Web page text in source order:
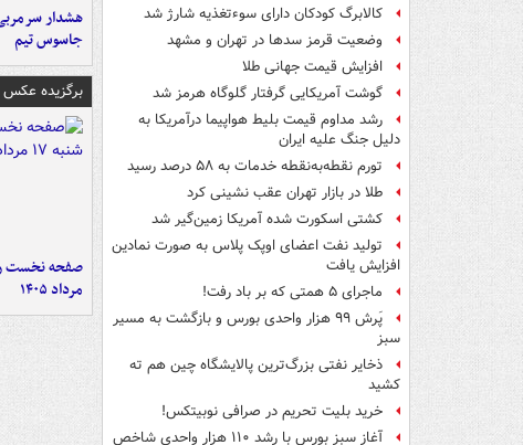
کالابرگ کودکان دارای سوءتغذیه شارژ شد
وضعیت قرمز سدها در تهران و مشهد
افزایش قیمت جهانی طلا
گوشت آمریکایی گرفتار گلوگاه هرمز شد
رشد مداوم قیمت بلیط هواپیما درآمریکا به
دلیل جنگ علیه ایران
تورم نقطه‌به‌نقطه خدمات به ۵۸ درصد رسید
طلا در بازار تهران عقب نشینی کرد
کشتی اسکورت شده آمریکا زمین‌گیر شد
تولید نفت اعضای اوپک پلاس به صورت نمادین
افزایش یافت
ماجرای ۵ همتی که بر باد رفت!
پَرش ۹۹ هزار واحدی بورس و بازگشت به مسیر
سبز
ذخایر نفتی بزرگ‌ترین پالایشگاه چین هم ته
کشید
خرید بلیت تحریم در صرافی نوبیتکس!
آغاز سبز بورس با رشد ۱۱۰ هزار واحدی شاخص
هشدار
جاسوس تیم
برگزیده عکس
مرداد ۱۴۰۵